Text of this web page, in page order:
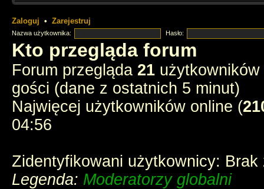
instagramy
3 ostatnich muszkieterów?
jednak ktoś tu zagląda
Zaloguj • Zarejestruj
Nazwa użytkownika: Hasło:
Kto przegląda forum
Forum przegląda 21
gości (dane z ostatnich 5 minut)
Najwięcej użytkowników online (
04:56
Zidentyfikowani użytkownicy:
Legenda: Moderatorzy globalni